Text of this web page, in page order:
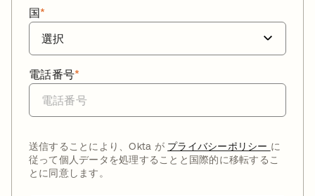
*
国
*
電話番号
送信することにより、Okta が プライバシーポリシー に
従って個人データを処理することと国際的に移転するこ
とに同意します。